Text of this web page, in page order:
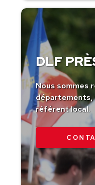
DLF
Nous sommes
départements,
référent local.